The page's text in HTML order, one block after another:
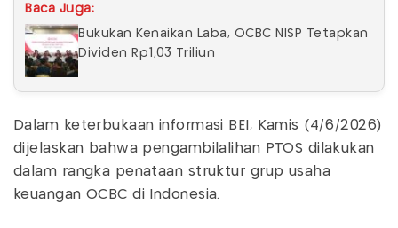
Baca Juga:
Bukukan Kenaikan Laba, OCBC NISP Tetapkan
Dividen Rp1,03 Triliun
Dalam keterbukaan informasi BEI, Kamis (4/6/2026)
dijelaskan bahwa pengambilalihan PTOS dilakukan
dalam rangka penataan struktur grup usaha
keuangan OCBC di Indonesia.